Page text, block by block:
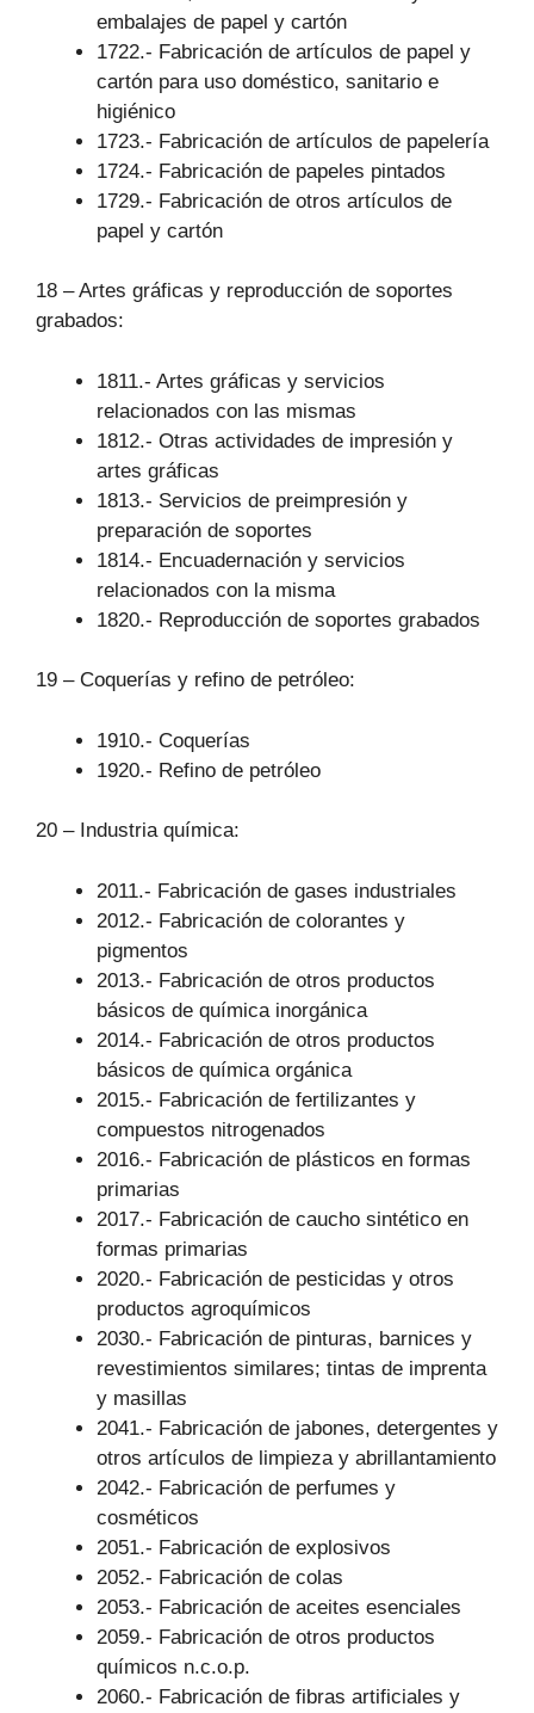
embalajes de papel y cartón
1722.- Fabricación de artículos de papel y
cartón para uso doméstico, sanitario e
higiénico
1723.- Fabricación de artículos de papelería
1724.- Fabricación de papeles pintados
1729.- Fabricación de otros artículos de
papel y cartón
18 – Artes gráficas y reproducción de soportes
grabados:
1811.- Artes gráficas y servicios
relacionados con las mismas
1812.- Otras actividades de impresión y
artes gráficas
1813.- Servicios de preimpresión y
preparación de soportes
1814.- Encuadernación y servicios
relacionados con la misma
1820.- Reproducción de soportes grabados
19 – Coquerías y refino de petróleo:
1910.- Coquerías
1920.- Refino de petróleo
20 – Industria química:
2011.- Fabricación de gases industriales
2012.- Fabricación de colorantes y
pigmentos
2013.- Fabricación de otros productos
básicos de química inorgánica
2014.- Fabricación de otros productos
básicos de química orgánica
2015.- Fabricación de fertilizantes y
compuestos nitrogenados
2016.- Fabricación de plásticos en formas
primarias
2017.- Fabricación de caucho sintético en
formas primarias
2020.- Fabricación de pesticidas y otros
productos agroquímicos
2030.- Fabricación de pinturas, barnices y
revestimientos similares; tintas de imprenta
y masillas
2041.- Fabricación de jabones, detergentes y
otros artículos de limpieza y abrillantamiento
2042.- Fabricación de perfumes y
cosméticos
2051.- Fabricación de explosivos
2052.- Fabricación de colas
2053.- Fabricación de aceites esenciales
2059.- Fabricación de otros productos
químicos n.c.o.p.
2060.- Fabricación de fibras artificiales y